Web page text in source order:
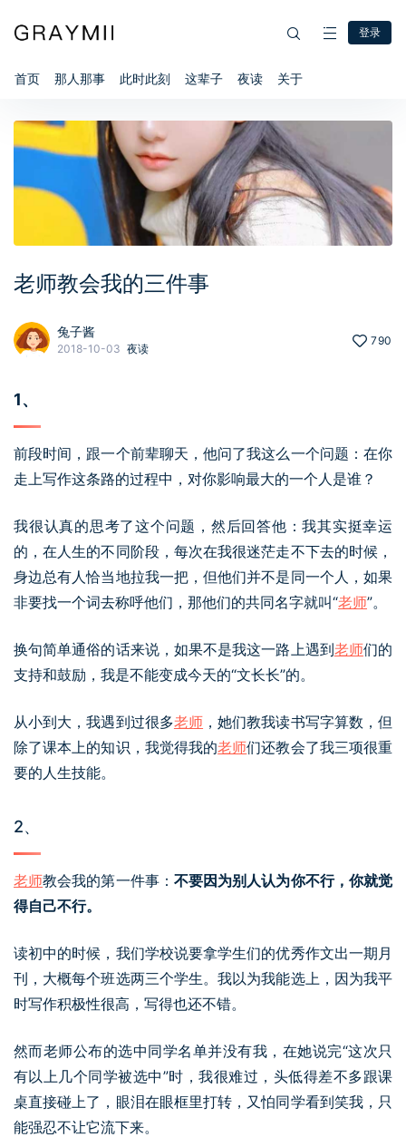
登录
首页 那人那事 此时此刻 这辈子 夜读 关于
老师教会我的三件事
兔子酱
2018-10-03 夜读
790
1、
前段时间，跟一个前辈聊天，他问了我这么一个问题：在你
走上写作这条路的过程中，对你影响最大的一个人是谁？
我很认真的思考了这个问题，然后回答他：我其实挺幸运
的，在人生的不同阶段，每次在我很迷茫走不下去的时候，
身边总有人恰当地拉我一把，但他们并不是同一个人，如果
非要找一个词去称呼他们，那他们的共同名字就叫“老师”。
换句简单通俗的话来说，如果不是我这一路上遇到老师们的
支持和鼓励，我是不能变成今天的“文长长”的。
从小到大，我遇到过很多老师 ，她们教我读书写字算数，但
除了课本上的知识，我觉得我的老师们还教会了我三项很重
要的人生技能。
2、
老师教会我的第一件事： 不要因为别人认为你不行，你就觉
得自己不行。
读初中的时候，我们学校说要拿学生们的优秀作文出一期月
刊，大概每个班选两三个学生。我以为我能选上，因为我平
时写作积极性很高，写得也还不错。
然而老师公布的选中同学名单并没有我，在她说完“这次只
有以上几个同学被选中”时，我很难过，头低得差不多跟课
桌直接碰上了，眼泪在眼框里打转，又怕同学看到笑我，只
能强忍不让它流下来。